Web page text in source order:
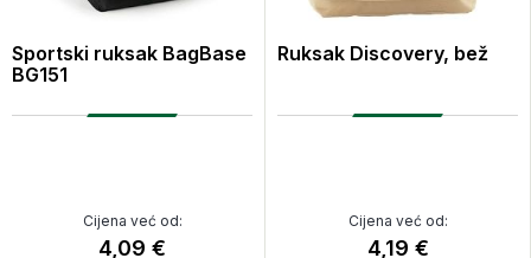
Sportski ruksak BagBase
BG151
Cijena već od:
4,09 €
Ruksak Discovery, bež
Cijena već od:
4,19 €